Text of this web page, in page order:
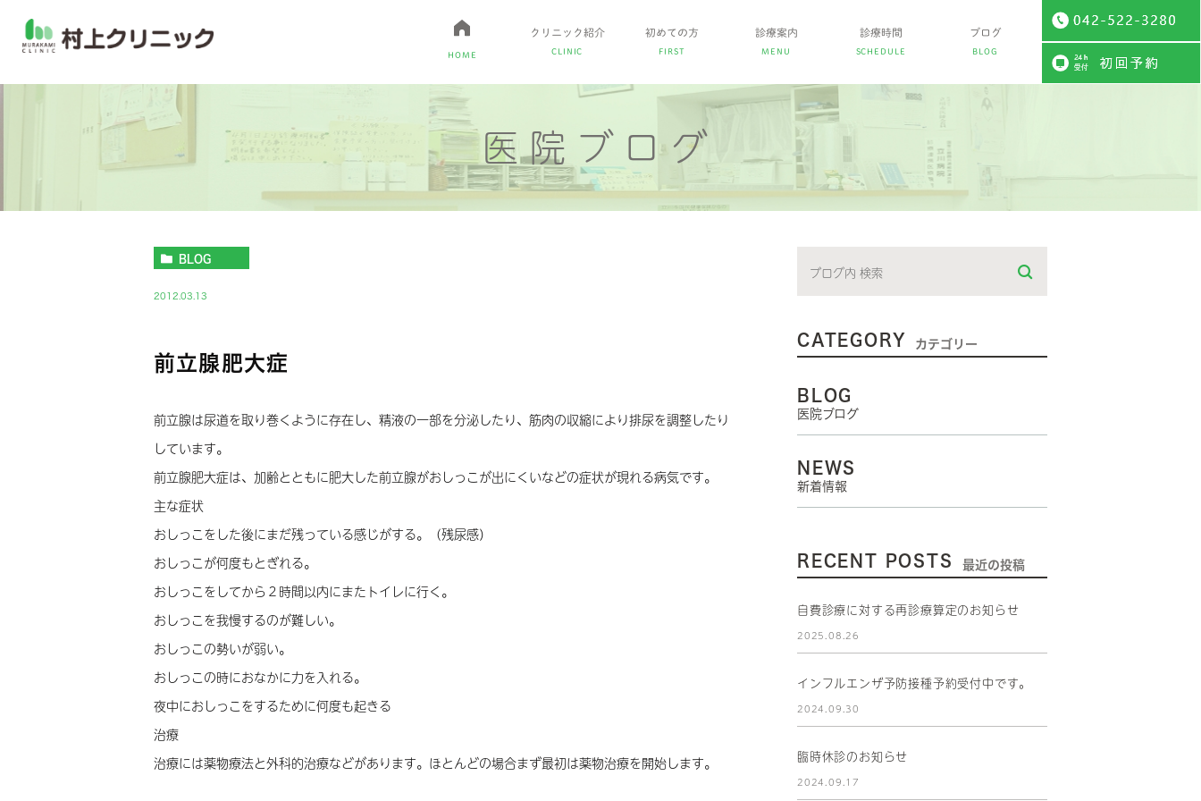
HOME
クリニック紹介
CLINIC
初めての方
FIRST
診療案内
MENU
診療時間
SCHEDULE
ブログ
BLOG
医院ブログ
BLOG
2012.03.13
前立腺肥大症
前立腺は尿道を取り巻くように存在し、精液の一部を分泌したり、筋肉の収縮により排尿を調整したり
しています。
前立腺肥大症は、加齢とともに肥大した前立腺がおしっこが出にくいなどの症状が現れる病気です。
主な症状
おしっこをした後にまだ残っている感じがする。（残尿感）
おしっこが何度もとぎれる。
おしっこをしてから２時間以内にまたトイレに行く。
おしっこを我慢するのが難しい。
おしっこの勢いが弱い。
おしっこの時におなかに力を入れる。
夜中におしっこをするために何度も起きる
治療
治療には薬物療法と外科的治療などがあります。ほとんどの場合まず最初は薬物治療を開始します。
CATEGORY カテゴリー
BLOG
医院ブログ
NEWS
新着情報
RECENT POSTS 最近の投稿
自費診療に対する再診療算定のお知らせ
2025.08.26
インフルエンザ予防接種予約受付中です。
2024.09.30
臨時休診のお知らせ
2024.09.17